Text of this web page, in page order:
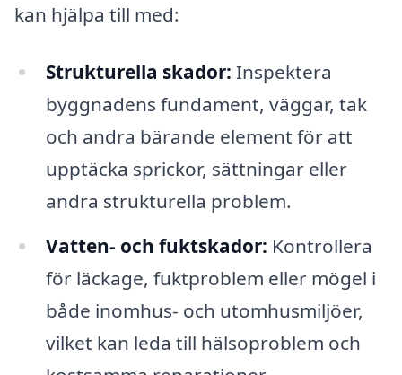
kan hjälpa till med:
Strukturella skador: Inspektera
byggnadens fundament, väggar, tak
och andra bärande element för att
upptäcka sprickor, sättningar eller
andra strukturella problem.
Vatten- och fuktskador: Kontrollera
för läckage, fuktproblem eller mögel i
både inomhus- och utomhusmiljöer,
vilket kan leda till hälsoproblem och